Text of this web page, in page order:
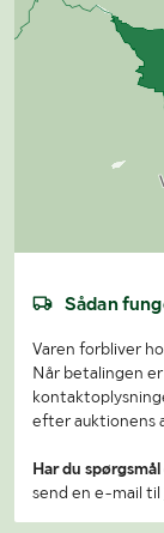
Sådan
Varen forbliver
Når betalingen
efter auktionens
Har du
send en e-mail til